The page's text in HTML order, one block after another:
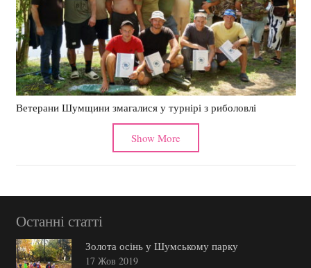
Ветерани Шумщини змагалися у турнірі з риболовлі
Show More
Останні статті
Золота осінь у Шумському парку
17 Жов 2019